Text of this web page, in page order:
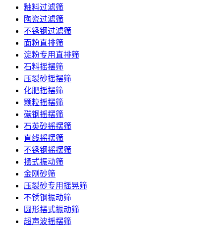
釉料过滤筛
陶瓷过滤筛
不锈钢过滤筛
面粉直排筛
淀粉专用直排筛
石料摇摆筛
压裂砂摇摆筛
化肥摇摆筛
颗粒摇摆筛
碳钢摇摆筛
石英砂摇摆筛
直线摇摆筛
不锈钢摇摆筛
摆式振动筛
金刚砂筛
压裂砂专用摇晃筛
不锈钢振动筛
圆形摆式振动筛
超声波摇摆筛